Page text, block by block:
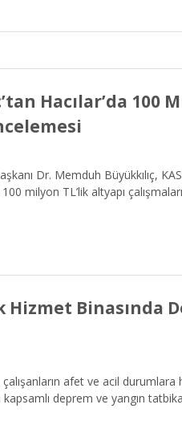
Hacılar’da 100
Dr. Memduh Büyükkılıç,
milyon TL’lik altyapı
Binasında
afet ve acil durumlara
deprem ve yangın